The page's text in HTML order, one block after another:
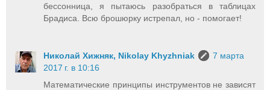
бессонница, я пытаюсь разобраться в таблицах
Брадиса. Всю брошюрку истрепал, но - помогает!
Николай Хижняк, Nikolay Khyzhniak
7 марта
2017 г. в 10:16
Математические принципы инструментов не зависят